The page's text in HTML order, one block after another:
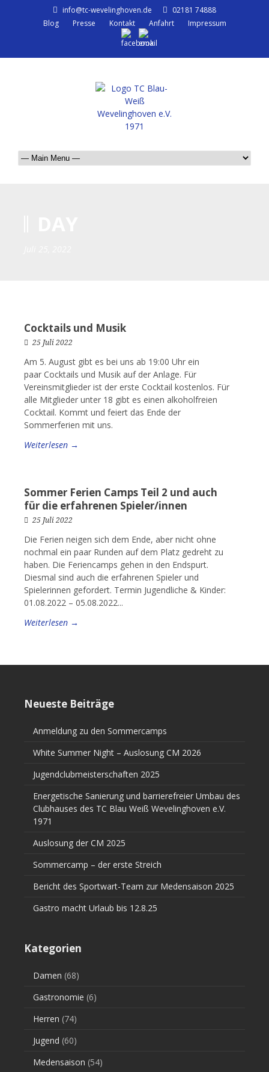
info@tc-wevelinghoven.de
02181 74888
Blog
Presse Kontakt Anfahrt Impressum
Cocktails und Musik
25 Juli 2022
Am 5. August gibt es bei uns ab 19:00 Uhr ein
paar Cocktails und Musik auf der Anlage. Für
Vereinsmitglieder ist der erste Cocktail kostenlos. Für
alle Mitglieder unter 18 gibt es einen alkoholfreien
Cocktail. Kommt und feiert das Ende der
Sommerferien mit uns.
Weiterlesen →
Sommer Ferien Camps Teil 2 und auch
für die erfahrenen Spieler/innen
25 Juli 2022
Die Ferien neigen sich dem Ende, aber nicht ohne
nochmal ein paar Runden auf dem Platz gedreht zu
haben. Die Feriencamps gehen in den Endspurt.
Diesmal sind auch die erfahrenen Spieler und
Spielerinnen gefordert. Termin Jugendliche & Kinder:
01.08.2022 – 05.08.2022...
Weiterlesen →
Neueste Beiträge
Anmeldung zu den Sommercamps
White Summer Night – Auslosung CM 2026
Jugendclubmeisterschaften 2025
Energetische Sanierung und barrierefreier Umbau des
Clubhauses des TC Blau Weiß Wevelinghoven e.V.
1971
Auslosung der CM 2025
Sommercamp – der erste Streich
Bericht des Sportwart-Team zur Medensaison 2025
Gastro macht Urlaub bis 12.8.25
Kategorien
Damen (68)
Gastronomie (6)
Herren (74)
Jugend (60)
Medensaison (54)